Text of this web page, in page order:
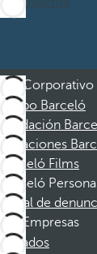
Corporativo
Grupo Barceló
Fundación
Vacaciones
Barceló Films
Barceló
Canal de
Empresas
Afiliados